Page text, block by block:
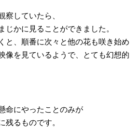
察していたら、
じかに見ることができました。
と、順番に次々と他の花も咲き始め
像を見ているようで、とても幻想的
命にやったことのみが
残るものです。